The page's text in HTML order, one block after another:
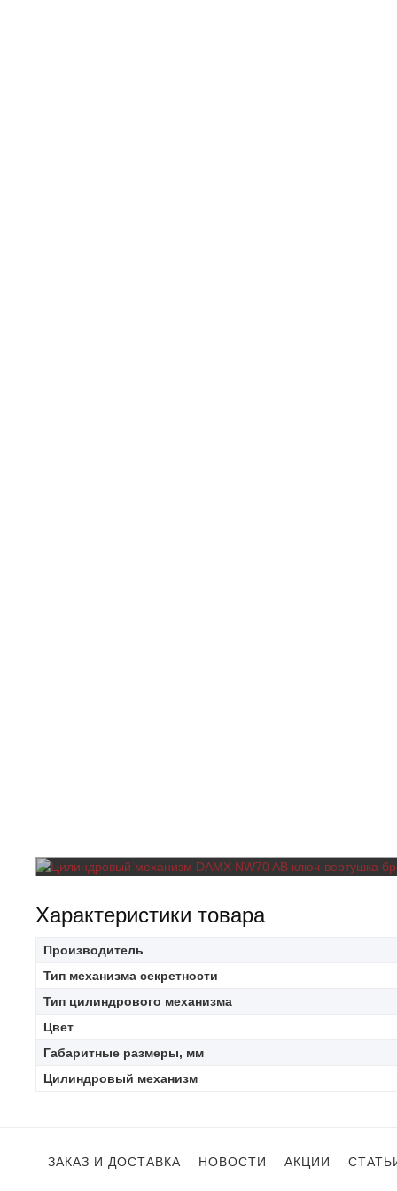
Характеристики товара
Производитель
Тип механизма секретности
Тип цилиндрового механизма
Цвет
Габаритные размеры, мм
Цилиндровый механизм
ЗАКАЗ И ДОСТАВКА НОВОСТИ АКЦИИ